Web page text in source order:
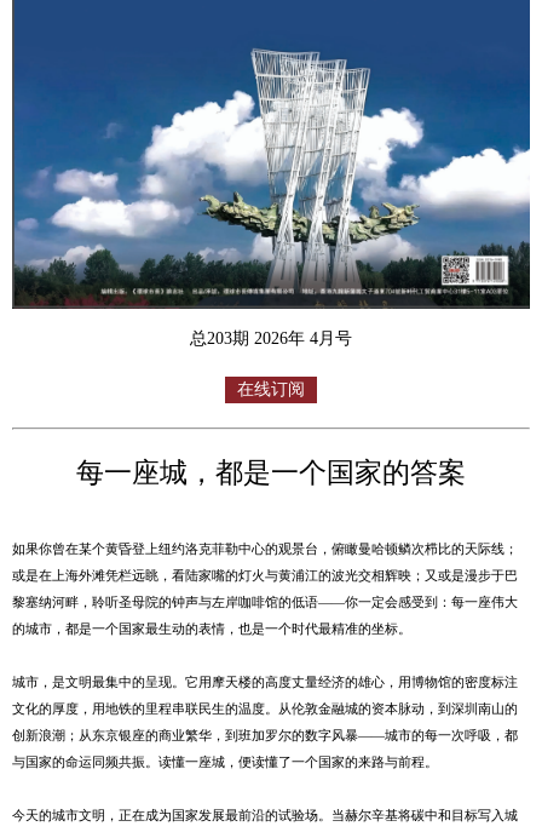
总203期 2026年 4月号
在线订阅
每一座城，都是一个国家的答案
如果你曾在某个黄昏登上纽约洛克菲勒中心的观景台，俯瞰曼哈顿鳞次栉比的天际线；
或是在上海外滩凭栏远眺，看陆家嘴的灯火与黄浦江的波光交相辉映；又或是漫步于巴
黎塞纳河畔，聆听圣母院的钟声与左岸咖啡馆的低语——你一定会感受到：每一座伟大
的城市，都是一个国家最生动的表情，也是一个时代最精准的坐标。
城市，是文明最集中的呈现。它用摩天楼的高度丈量经济的雄心，用博物馆的密度标注
文化的厚度，用地铁的里程串联民生的温度。从伦敦金融城的资本脉动，到深圳南山的
创新浪潮；从东京银座的商业繁华，到班加罗尔的数字风暴——城市的每一次呼吸，都
与国家的命运同频共振。读懂一座城，便读懂了一个国家的来路与前程。
今天的城市文明，正在成为国家发展最前沿的试验场。当赫尔辛基将碳中和目标写入城